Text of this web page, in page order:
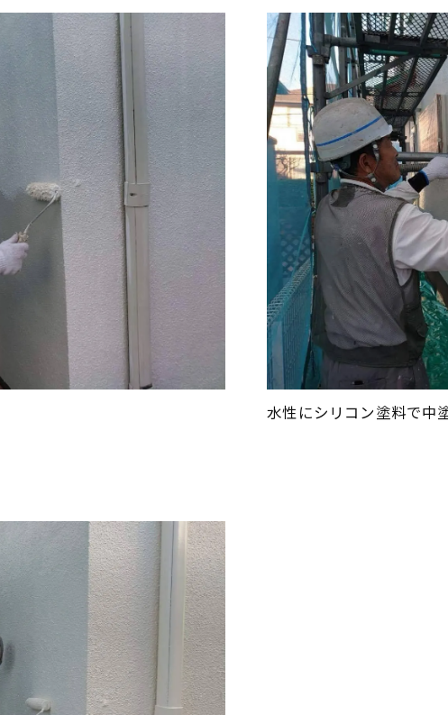
水性にシリコン塗料で中